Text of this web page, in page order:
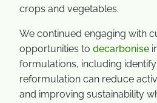
crops and vegetables.
We continued engaging with
opportunities to decarbonise
formulations, including
reformulation can reduce
and improving sustainability